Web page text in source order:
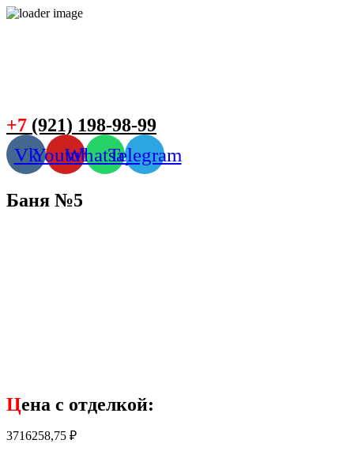
+7 (921) 198-98-99
VkYoutubeWhatsappTelegram
Баня №5
Цена с отделкой:
3716258,75 ₽